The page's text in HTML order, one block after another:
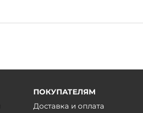
ПОКУПАТЕЛЯМ
Доставка и оплата